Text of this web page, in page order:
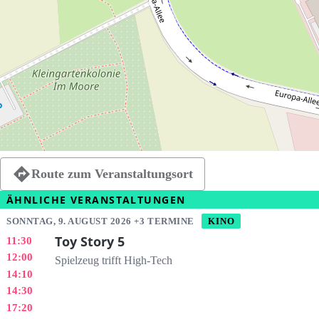
Route zum Veranstaltungsort
ÄHNLICHE VERANSTALTUNGEN
SONNTAG, 9. AUGUST 2026 +3 TERMINE KINO
11:30
12:00
14:10
14:30
17:20
Toy Story 5
Spielzeug trifft High-Tech